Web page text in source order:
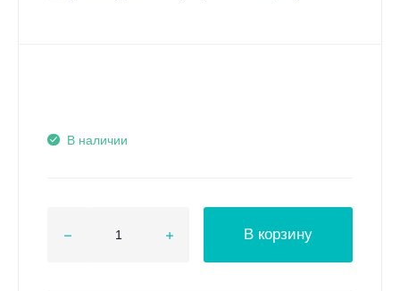
В наличии
В корзину